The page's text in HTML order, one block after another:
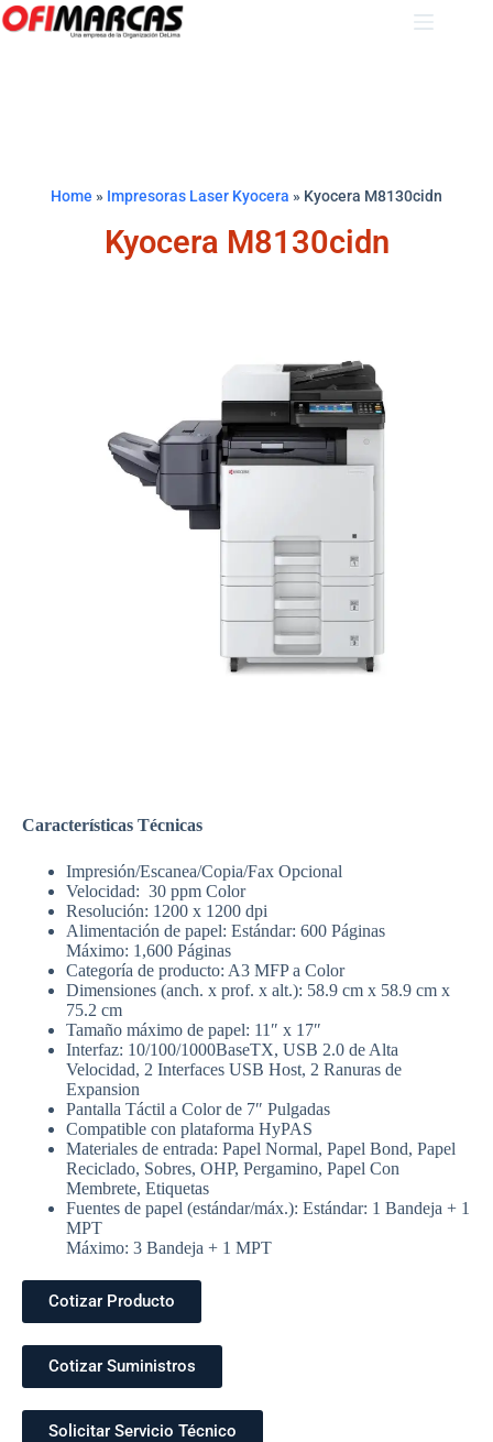
Home » Impresoras Laser Kyocera » Kyocera M8130cidn
Kyocera M8130cidn
Características Técnicas
Impresión/Escanea/Copia/Fax Opcional
Velocidad: 30 ppm Color
Resolución: 1200 x 1200 dpi
Alimentación de papel: Estándar: 600 Páginas
Máximo: 1,600 Páginas
Categoría de producto: A3 MFP a Color
Dimensiones (anch. x prof. x alt.): 58.9 cm x 58.9 cm x
75.2 cm
Tamaño máximo de papel: 11″ x 17″
Interfaz: 10/100/1000BaseTX, USB 2.0 de Alta
Velocidad, 2 Interfaces USB Host, 2 Ranuras de
Expansion
Pantalla Táctil a Color de 7″ Pulgadas
Compatible con plataforma HyPAS
Materiales de entrada: Papel Normal, Papel Bond, Papel
Reciclado, Sobres, OHP, Pergamino, Papel Con
Membrete, Etiquetas
Fuentes de papel (estándar/máx.): Estándar: 1 Bandeja + 1
MPT
Máximo: 3 Bandeja + 1 MPT
Cotizar Producto
Cotizar Suministros
Solicitar Servicio Técnico